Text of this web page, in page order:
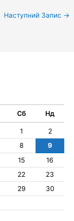
Наступний Запис →
Сб Нд
1
2
8
9
15
16
22
23
29
30